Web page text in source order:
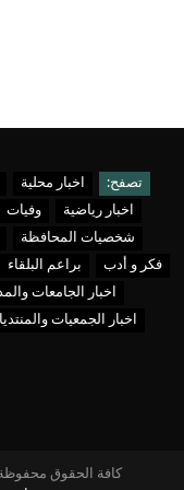
تصفح: اخبار محلية
اخبار رياضية
وفيات
شخصيات المحافظة
فكر و أدب
براعم البلقاء
اخبار الجامعات
اخبار الجمعيات
كافة الحقوق محفوظة